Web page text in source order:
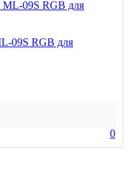
09S RGB для
0